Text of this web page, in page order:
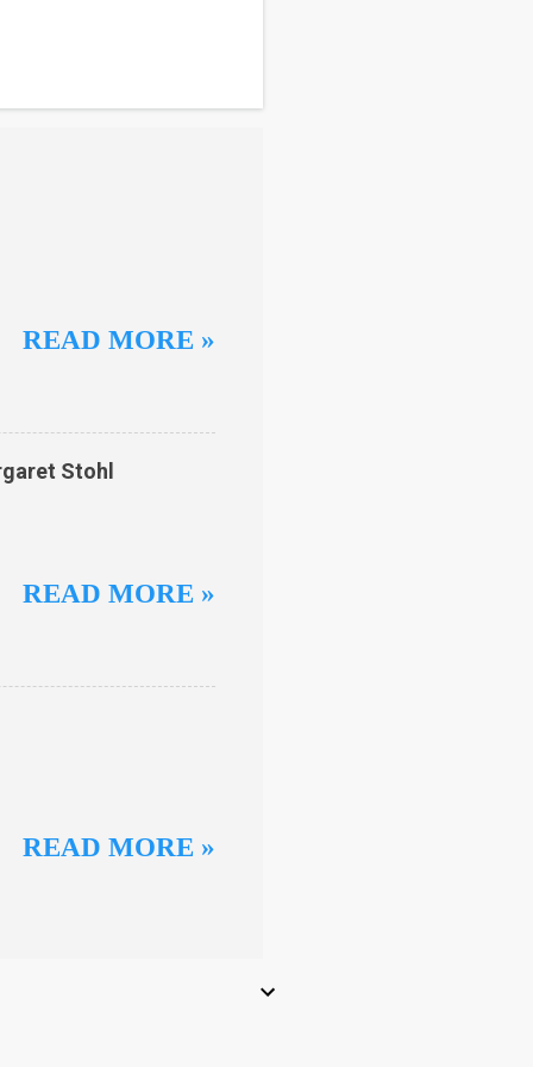
READ MORE »
Stohl
READ MORE »
READ MORE »